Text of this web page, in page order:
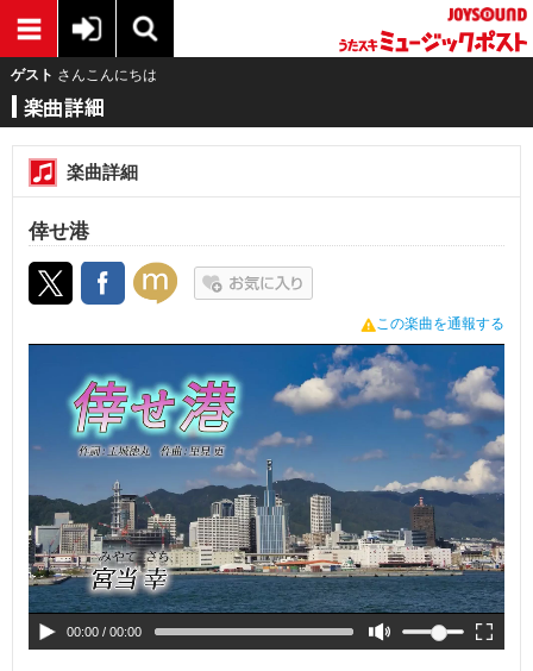
ゲスト さんこんにちは
楽曲詳細
倖せ港
この楽曲を通報する
00:00 / 00:00